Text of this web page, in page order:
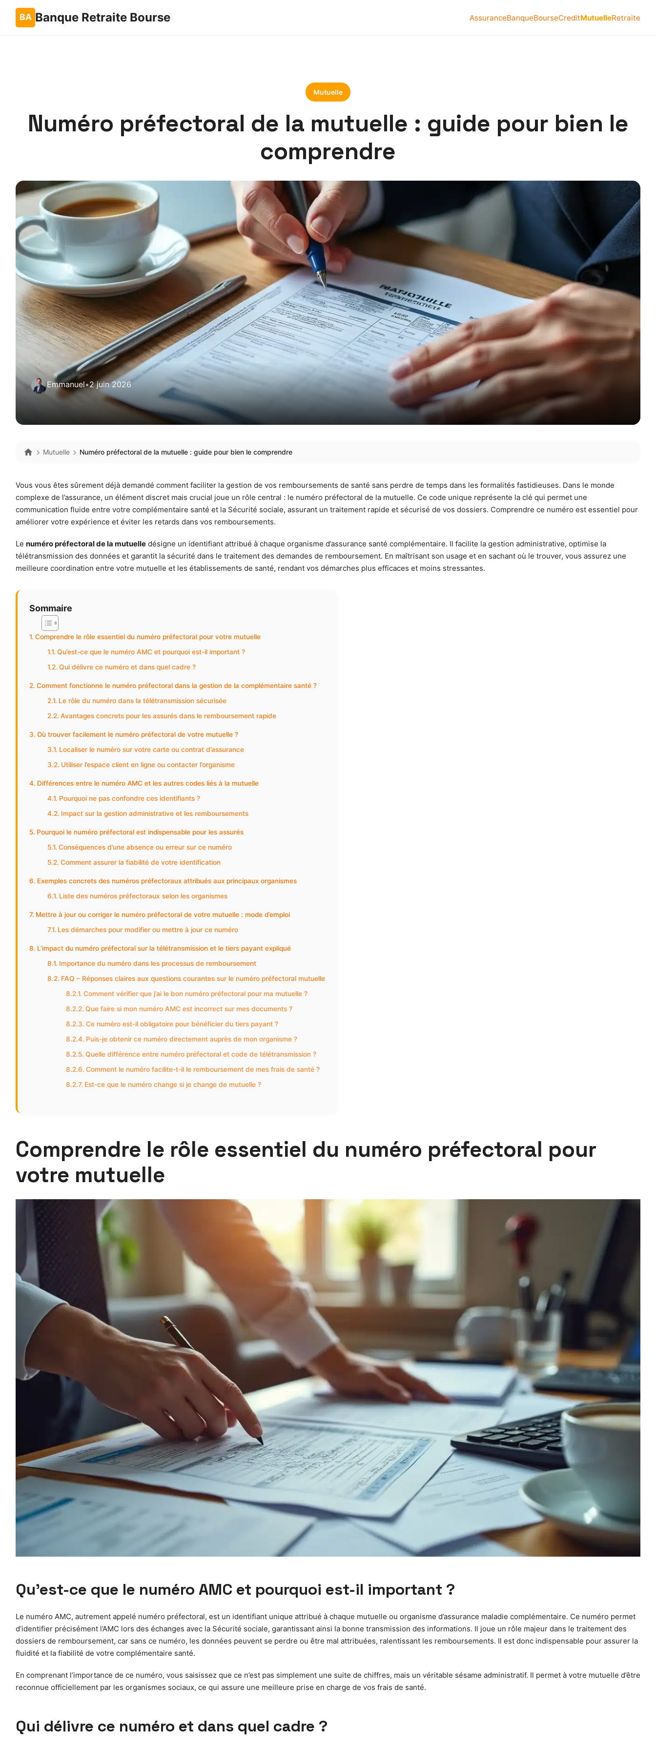
Banque Retraite Bourse AssuranceBanqueBourseCreditMutuelleRetraite
Mutuelle
Numéro préfectoral de la mutuelle : guide pour bien le
comprendre
Emmanuel•2 juin 2026
Mutuelle Numéro préfectoral de la mutuelle : guide pour bien le comprendre
Vous vous êtes sûrement déjà demandé comment faciliter la gestion de vos remboursements de santé sans perdre de temps dans les formalités fastidieuses. Dans le monde
complexe de l’assurance, un élément discret mais crucial joue un rôle central : le numéro préfectoral de la mutuelle. Ce code unique représente la clé qui permet une
communication fluide entre votre complémentaire santé et la Sécurité sociale, assurant un traitement rapide et sécurisé de vos dossiers. Comprendre ce numéro est essentiel pour
améliorer votre expérience et éviter les retards dans vos remboursements.
Le numéro préfectoral de la mutuelle désigne un identifiant attribué à chaque organisme d’assurance santé complémentaire. Il facilite la gestion administrative, optimise la
télétransmission des données et garantit la sécurité dans le traitement des demandes de remboursement. En maîtrisant son usage et en sachant où le trouver, vous assurez une
meilleure coordination entre votre mutuelle et les établissements de santé, rendant vos démarches plus efficaces et moins stressantes.
Sommaire
Comprendre le rôle essentiel du numéro préfectoral pour votre mutuelle
Qu’est-ce que le numéro AMC et pourquoi est-il important ?
Qui délivre ce numéro et dans quel cadre ?
Comment fonctionne le numéro préfectoral dans la gestion de la complémentaire santé ?
Le rôle du numéro dans la télétransmission sécurisée
Avantages concrets pour les assurés dans le remboursement rapide
Où trouver facilement le numéro préfectoral de votre mutuelle ?
Localiser le numéro sur votre carte ou contrat d’assurance
Utiliser l’espace client en ligne ou contacter l’organisme
Différences entre le numéro AMC et les autres codes liés à la mutuelle
Pourquoi ne pas confondre ces identifiants ?
Impact sur la gestion administrative et les remboursements
Pourquoi le numéro préfectoral est indispensable pour les assurés
Conséquences d’une absence ou erreur sur ce numéro
Comment assurer la fiabilité de votre identification
Exemples concrets des numéros préfectoraux attribués aux principaux organismes
Liste des numéros préfectoraux selon les organismes
Mettre à jour ou corriger le numéro préfectoral de votre mutuelle : mode d’emploi
Les démarches pour modifier ou mettre à jour ce numéro
L’impact du numéro préfectoral sur la télétransmission et le tiers payant expliqué
Importance du numéro dans les processus de remboursement
FAQ – Réponses claires aux questions courantes sur le numéro préfectoral mutuelle
Comment vérifier que j’ai le bon numéro préfectoral pour ma mutuelle ?
Que faire si mon numéro AMC est incorrect sur mes documents ?
Ce numéro est-il obligatoire pour bénéficier du tiers payant ?
Puis-je obtenir ce numéro directement auprès de mon organisme ?
Quelle différence entre numéro préfectoral et code de télétransmission ?
Comment le numéro facilite-t-il le remboursement de mes frais de santé ?
Est-ce que le numéro change si je change de mutuelle ?
Comprendre le rôle essentiel du numéro préfectoral pour
votre mutuelle
Qu’est-ce que le numéro AMC et pourquoi est-il important ?
Le numéro AMC, autrement appelé numéro préfectoral, est un identifiant unique attribué à chaque mutuelle ou organisme d’assurance maladie complémentaire. Ce numéro permet
d’identifier précisément l’AMC lors des échanges avec la Sécurité sociale, garantissant ainsi la bonne transmission des informations. Il joue un rôle majeur dans le traitement des
dossiers de remboursement, car sans ce numéro, les données peuvent se perdre ou être mal attribuées, ralentissant les remboursements. Il est donc indispensable pour assurer la
fluidité et la fiabilité de votre complémentaire santé.
En comprenant l’importance de ce numéro, vous saisissez que ce n’est pas simplement une suite de chiffres, mais un véritable sésame administratif. Il permet à votre mutuelle d’être
reconnue officiellement par les organismes sociaux, ce qui assure une meilleure prise en charge de vos frais de santé.
Qui délivre ce numéro et dans quel cadre ?